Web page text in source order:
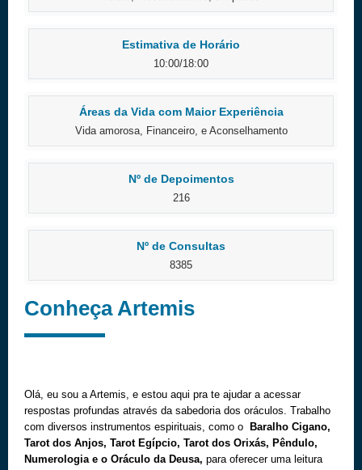
Estimativa de Horário
10:00/18:00
Áreas da Vida com Maior Experiência
Vida amorosa, Financeiro, e Aconselhamento
Nº de Depoimentos
216
Nº de Consultas
8385
Conheça Artemis
Olá, eu sou a Artemis, e estou aqui pra te ajudar a acessar
respostas profundas através da sabedoria dos oráculos. Trabalho
com diversos instrumentos espirituais, como o
Baralho Cigano,
Tarot dos Anjos, Tarot Egípcio, Tarot dos Orixás, Pêndulo,
Numerologia e o Oráculo da Deusa, para oferecer uma leitura